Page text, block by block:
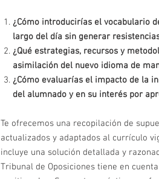
¿Cómo introducirías el vocabulario
largo del día sin generar
¿Qué estrategias, recursos y
asimilación del nuevo idioma de
¿Cómo evaluarías el impacto de la
del alumnado y en su interés por
Te ofrecemos una recopilación de
actualizados y adaptados al currículo
incluye una solución detallada y
Tribunal de Oposiciones tiene en